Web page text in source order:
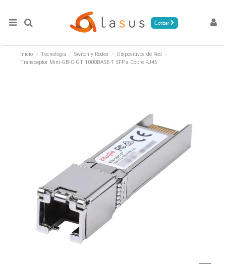
Cotizar
Inicio Tecnología Switch y Redes
Dispositivos de Red
Transceptor Mini-GBIC-GT 1000BASE-T SFP a Cobre RJ45